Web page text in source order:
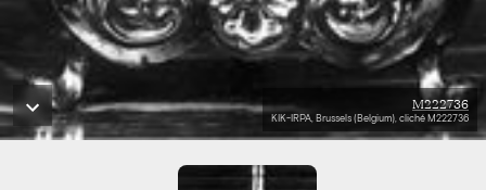
M222736
KIK-IRPA, Brussels (Belgium), cliché M222736